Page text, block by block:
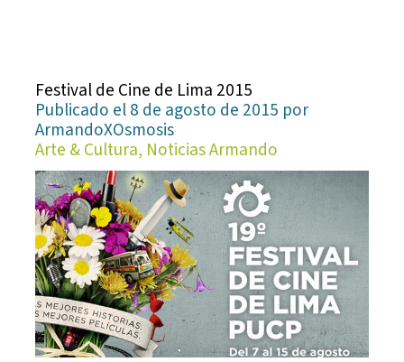
Festival de Cine de Lima 2015
Publicado el 8 de agosto de 2015 por
ArmandoXOsmosis
Arte & Cultura, Noticias Armando